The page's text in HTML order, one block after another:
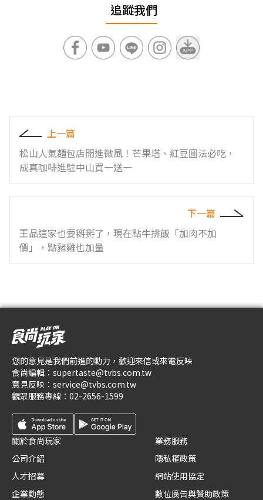
追蹤我們
上一篇
松山人氣麵包店開進微風！芒果塔、紅豆圓法必吃，
成真咖啡進駐中山買一送一
下一篇
王品這家也要掰掰了，現在點牛排飯「加肉不加
價」，點豬雞也加量
您的意見是我們前進的動力，歡迎來信或來電反映
食尚編輯： supertaste@tvbs.com.tw
意見反映： service@tvbs.com.tw
觀眾服務專線： 02-2656-1599
關於食尚玩家
公司介紹
人才招募
企業動態
業務服務
隱私權政策
網站使用協定
數位廣告與贊助政策